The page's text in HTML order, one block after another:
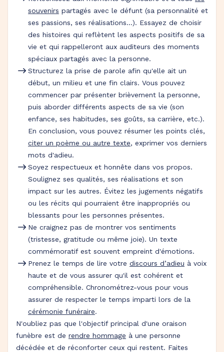
souvenirs partagés avec le défunt (sa personnalité et
ses passions, ses réalisations…). Essayez de choisir
des histoires qui reflètent les aspects positifs de sa
vie et qui rappelleront aux auditeurs des moments
spéciaux partagés avec la personne.
Structurez la prise de parole afin qu'elle ait un
début, un milieu et une fin clairs. Vous pouvez
commencer par présenter brièvement la personne,
puis aborder différents aspects de sa vie (son
enfance, ses habitudes, ses goûts, sa carrière, etc.).
En conclusion, vous pouvez résumer les points clés,
citer un poème ou autre texte, exprimer vos derniers
mots d'adieu.
Soyez respectueux et honnête dans vos propos.
Soulignez ses qualités, ses réalisations et son
impact sur les autres. Évitez les jugements négatifs
ou les récits qui pourraient être inappropriés ou
blessants pour les personnes présentes.
Ne craignez pas de montrer vos sentiments
(tristesse, gratitude ou même joie). Un texte
commémoratif est souvent empreint d'émotions.
Prenez le temps de lire votre discours d’adieu à voix
haute et de vous assurer qu'il est cohérent et
compréhensible. Chronométrez-vous pour vous
assurer de respecter le temps imparti lors de la
cérémonie funéraire.
N'oubliez pas que l'objectif principal d'une oraison
funèbre est de rendre hommage à une personne
décédée et de réconforter ceux qui restent. Faites